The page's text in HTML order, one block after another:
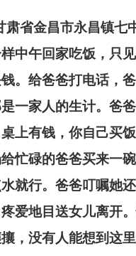
肃省金昌市永昌镇七
中午回家吃饭，只
。给爸爸打电话，
一家人的生计。爸爸
上有钱，你自己买
忙碌的爸爸买来一
就行。爸爸叮嘱她
爱地目送女儿离开
，没有人能想到这